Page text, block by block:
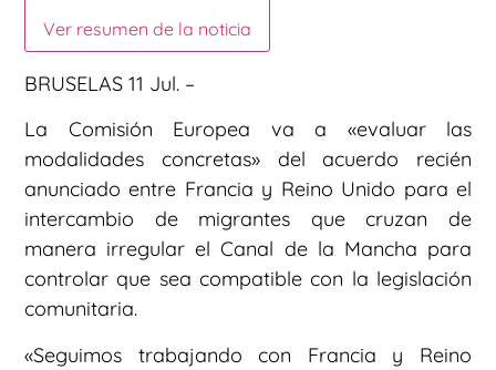
Ver resumen de la noticia
BRUSELAS 11 Jul. –
La Comisión Europea va a «evaluar las
modalidades concretas» del acuerdo recién
anunciado entre Francia y Reino Unido para el
intercambio de migrantes que cruzan de
manera irregular el Canal de la Mancha para
controlar que sea compatible con la legislación
comunitaria.
«Seguimos trabajando con Francia y Reino